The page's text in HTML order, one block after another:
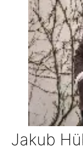
Jakub